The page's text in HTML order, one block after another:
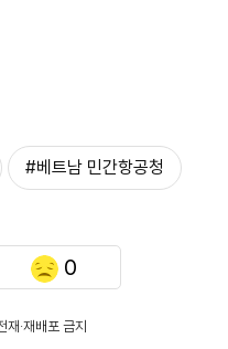
#베트남 민간항공청
0
·재배포 금지